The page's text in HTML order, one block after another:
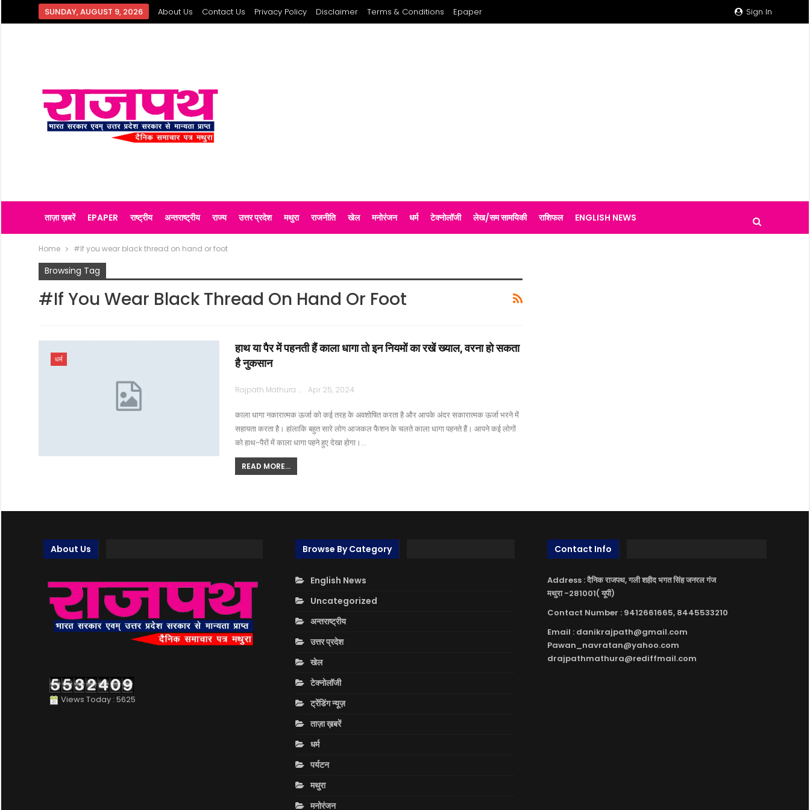
Sign In
SUNDAY, AUGUST 9, 2026 About Us Contact Us Privacy Policy Disclaimer Terms & Conditions Epaper
ताज़ा ख़बरें EPAPER राष्ट्रीय अन्तराष्ट्रीय राज्य उत्तर प्रदेश मथुरा राजनीति खेल मनोरंजन धर्म टेक्नोलॉजी लेख/सम सामयिकी राशिफल ENGLISH NEWS
Home #If you wear black thread on hand or foot
Browsing Tag
#If You Wear Black Thread On Hand Or Foot
धर्म
हाथ या पैर में पहनती हैं काला धागा तो इन नियमों का रखें ख्याल, वरना हो सकता
है नुकसान
Rajpath Mathura Apr 25, 2024
काला धागा नकारात्मक ऊर्जा को कई तरह के अवशोषित करता है और आपके अंदर सकारात्मक ऊर्जा भरने में
सहायता करता है। हांलाकि बहुत सारे लोग आजकल फैशन के चलते काला धागा पहनते हैं। आपने कई लोगों
को हाथ-पैरों में काला धागा पहने हुए देखा होगा।…
READ MORE...
About Us
Views Today : 5625
Browse By Category
English News
Uncategorized
अन्तराष्ट्रीय
उत्तर प्रदेश
खेल
टेक्नोलॉजी
ट्रेंडिंग न्यूज़
ताज़ा ख़बरें
धर्म
पर्यटन
मथुरा
मनोरंजन
Contact Info
Address : दैनिक राजपथ, गली शहीद भगत सिंह जनरल गंज
मथुरा -281001( यूपी)
Contact Number : 9412661665, 8445533210
Email : danikrajpath@gmail.com
Pawan_navratan@yahoo.com
drajpathmathura@rediffmail.com